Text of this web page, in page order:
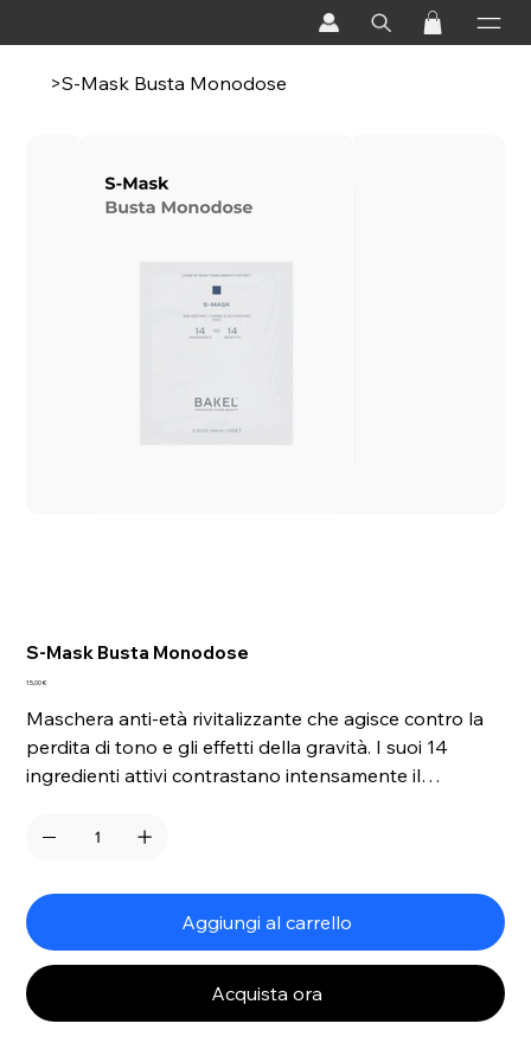
>S-Mask Busta Monodose
S-Mask Busta Monodose
Prezzo
15,00 €
Maschera anti-età rivitalizzante che agisce contro la
perdita di tono e gli effetti della gravità. I suoi 14
ingredienti attivi contrastano intensamente il
proprietà tonificanti e detossinanti, migliorando già
levigatezza della cute.
Aggiungi al carrello
Acquista ora